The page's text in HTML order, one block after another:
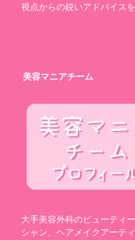
視点からの鋭いアドバイス
美容マニアチーム
大手美容外科のビューティ
シャン、ヘアメイクアーテ